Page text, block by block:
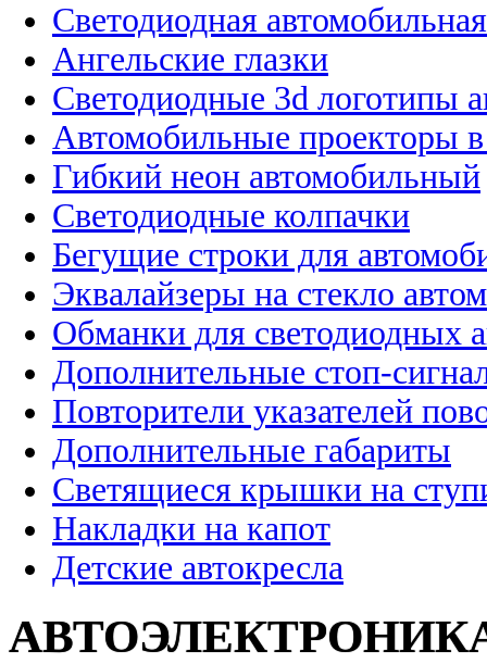
Светодиодная
Ангельские глазки
Светодиодные 3d логотипы
Автомобильные проекторы
Гибкий неон автомобильный
Светодиодные колпачки
Бегущие строки для
Эквалайзеры на стекло
Обманки для светодиодных
Дополнительные стоп-
Повторители указателей
Дополнительные габариты
Светящиеся крышки на
Накладки на капот
Детские автокресла